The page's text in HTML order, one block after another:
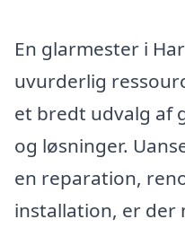
En glarmester i
uvurderlig
et bredt udvalg af
og løsninger.
en reparation,
installation, er der